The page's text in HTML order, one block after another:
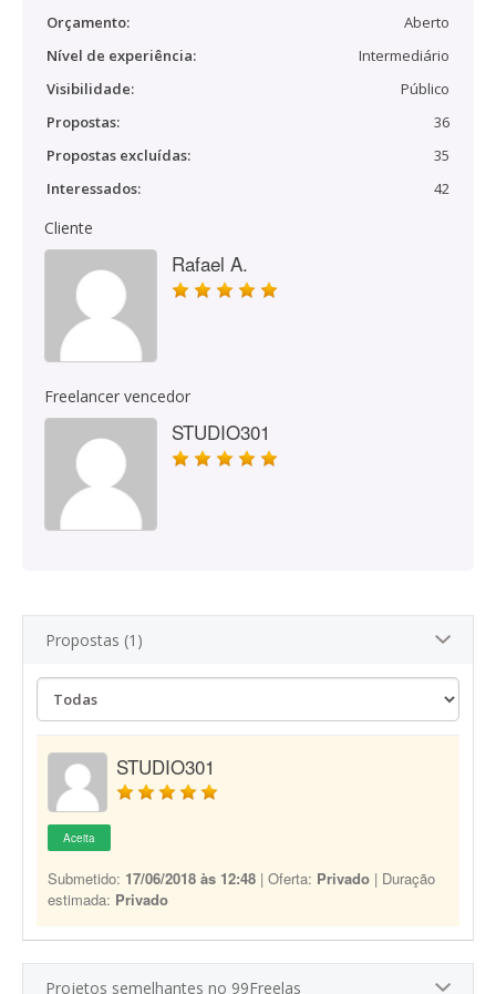
Orçamento:
Aberto
Nível de experiência:
Intermediário
Visibilidade:
Público
Propostas:
36
Propostas excluídas:
35
Interessados:
42
Cliente
Rafael A.
Freelancer vencedor
STUDIO301
Propostas (1)
STUDIO301
Aceita
Submetido: 17/06/2018 às 12:48 | Oferta: Privado | Duração
estimada: Privado
Projetos semelhantes no 99Freelas